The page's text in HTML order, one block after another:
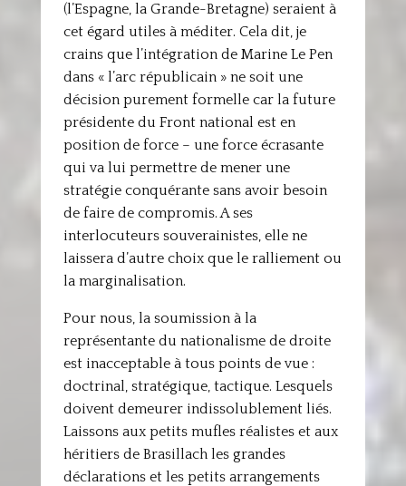
(l’Espagne, la Grande-Bretagne) seraient à
cet égard utiles à méditer. Cela dit, je
crains que l’intégration de Marine Le Pen
dans « l’arc républicain » ne soit une
décision purement formelle car la future
présidente du Front national est en
position de force – une force écrasante
qui va lui permettre de mener une
stratégie conquérante sans avoir besoin
de faire de compromis. A ses
interlocuteurs souverainistes, elle ne
laissera d’autre choix que le ralliement ou
la marginalisation.
Pour nous, la soumission à la
représentante du nationalisme de droite
est inacceptable à tous points de vue :
doctrinal, stratégique, tactique. Lesquels
doivent demeurer indissolublement liés.
Laissons aux petits mufles réalistes et aux
héritiers de Brasillach les grandes
déclarations et les petits arrangements